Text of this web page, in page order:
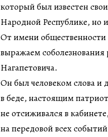
который был известен
Народной Республике, но
От имени
выражаем
Нагапетовича.
Он был человеком слова и
в беде, настоящим
не отсиживался в
на передовой всех